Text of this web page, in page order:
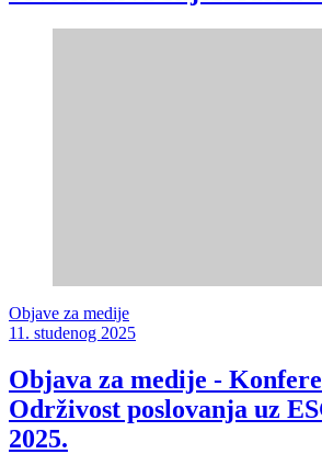
Objave za medije
11. studenog 2025
Objava za medije -
Održivost poslovanja uz
2025.